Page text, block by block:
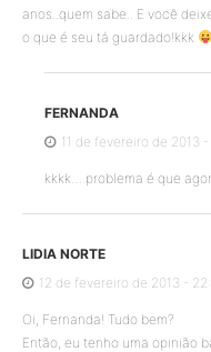
anos..quem sabe.. E você
o que é seu tá guardado!kkk
FERNANDA
11 de fevereiro de 2013
kkkk….problema é que
LIDIA NORTE
12 de fevereiro de 2013 -
Oi, Fernanda! Tudo bem?
Então, eu tenho uma opinião